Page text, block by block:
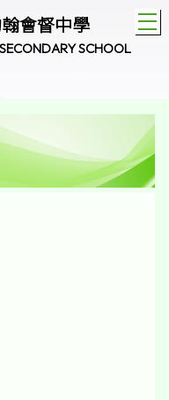
會督中學
SCHOOL